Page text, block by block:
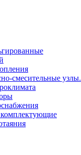
смесительные узлы.